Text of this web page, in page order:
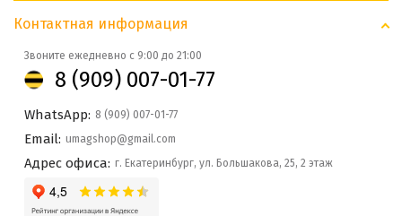
Контактная информация
Звоните ежедневно с 9:00 до 21:00
8 (909) 007-01-77
WhatsApp: 8 (909) 007-01-77
Email: umagshop@gmail.com
Адрес офиса: г. Екатеринбург, ул. Большакова, 25, 2 этаж